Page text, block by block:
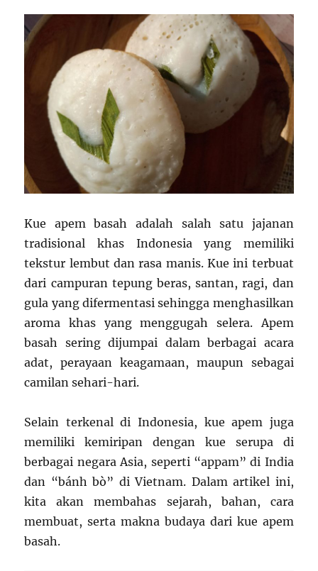
Kue apem basah adalah salah satu jajanan
tradisional khas Indonesia yang memiliki
tekstur lembut dan rasa manis. Kue ini terbuat
dari campuran tepung beras, santan, ragi, dan
gula yang difermentasi sehingga menghasilkan
aroma khas yang menggugah selera. Apem
basah sering dijumpai dalam berbagai acara
adat, perayaan keagamaan, maupun sebagai
camilan sehari-hari.
Selain terkenal di Indonesia, kue apem juga
memiliki kemiripan dengan kue serupa di
berbagai negara Asia, seperti “appam” di India
dan “bánh bò” di Vietnam. Dalam artikel ini,
kita akan membahas sejarah, bahan, cara
membuat, serta makna budaya dari kue apem
basah.